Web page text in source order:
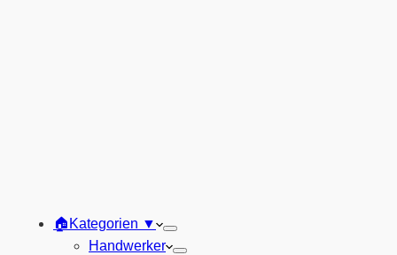
🏠Kategorien ▼
Handwerker